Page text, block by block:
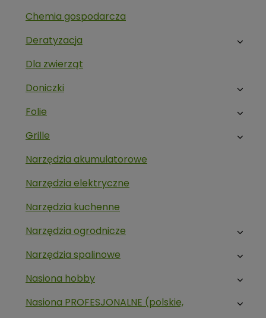
Chemia gospodarcza
Deratyzacja
Dla zwierząt
Doniczki
Folie
Grille
Narzędzia akumulatorowe
Narzędzia elektryczne
Narzędzia kuchenne
Narzędzia ogrodnicze
Narzędzia spalinowe
Nasiona hobby
Nasiona PROFESJONALNE (polskie,